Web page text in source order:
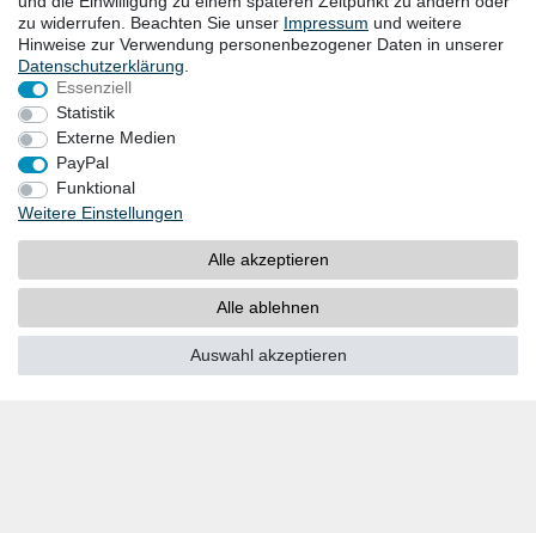
Mühlenstraße 2-4
40699 Erkrath
Deutschland
Telefon: +49 (0) 211 24 50 00 129
von Montag bis Freitag 10:00-16:00 Uhr (MEZ)
E-mail:info@goebel-shop.com
www.goebel-group.com
ZAHLUNGSARTEN
zu widerrufen. Beachten Sie unser Impressum und weitere
Hinweise zur Verwendung personenbezogener Daten in unserer
Daten­schutz­erklärung
Essenziell
Statistik
Externe Medien
PayPal
Funktional
Weitere Einstellungen
Alle akzeptieren
Alle ablehnen
Auswahl akzeptieren